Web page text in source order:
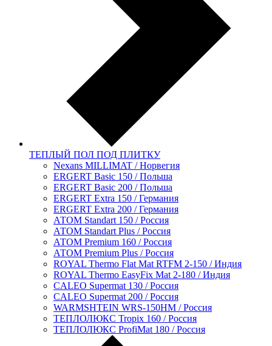
ТЕПЛЫЙ ПОЛ ПОД ПЛИТКУ
Nexans MILLIMAT / Норвегия
ERGERT Basic 150 / Польша
ERGERT Basic 200 / Польша
ERGERT Extra 150 / Германия
ERGERT Extra 200 / Германия
АТОМ Standart 150 / Россия
АТОМ Standart Plus / Россия
АТОМ Premium 160 / Россия
АТОМ Premium Plus / Россия
ROYAL Thermo Flat Mat RTFM 2-150 / Индия
ROYAL Thermo EasyFix Mat 2-180 / Индия
CALEO Supermat 130 / Россия
CALEO Supermat 200 / Россия
WARMSHTEIN WRS-150HM / Россия
ТЕПЛОЛЮКС Tropix 160 / Россия
ТЕПЛОЛЮКС ProfiMat 180 / Россия